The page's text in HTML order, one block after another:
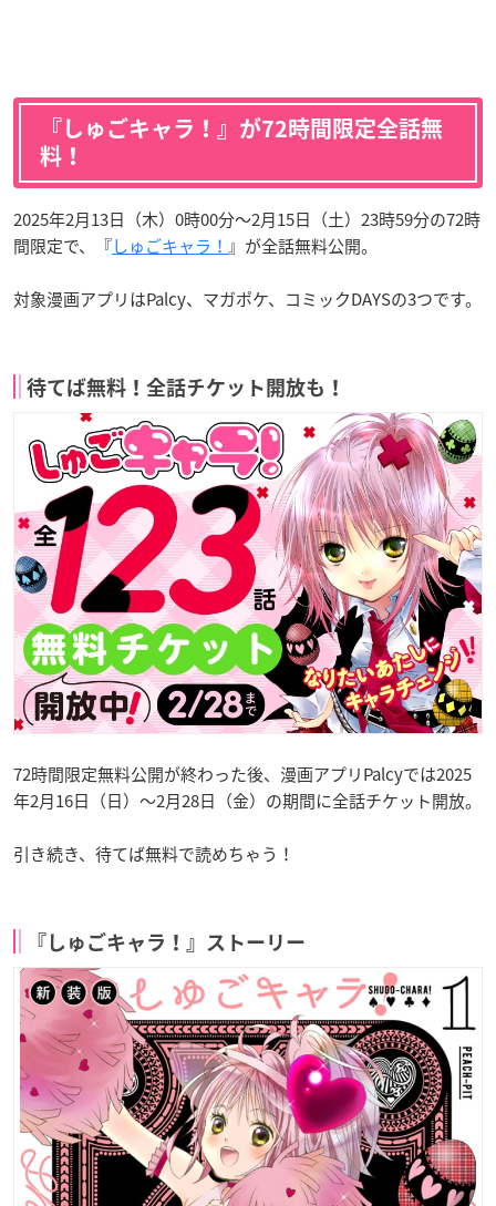
『しゅごキャラ！』が72時間限定全話無
料！
2025年2月13日（木）0時00分〜2月15日（土）23時59分の72時
間限定で、『しゅごキャラ！ 』が全話無料公開。
対象漫画アプリはPalcy、マガポケ、コミックDAYSの3つです。
待てば無料！全話チケット開放も！
72時間限定無料公開が終わった後、漫画アプリPalcyでは2025
年2月16日（日）〜2月28日（金）の期間に全話チケット開放。
引き続き、待てば無料で読めちゃう！
『しゅごキャラ！』ストーリー